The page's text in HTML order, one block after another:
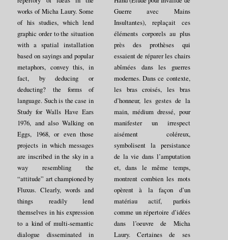
works of Micha Laury. Some
of his studies, which lend
graphic order to the situation
with a spatial installation
based on sayings and popular
metaphors, convey this, in
fact, by deducing or
deducting? the forms of
language. Such is the case in
Study for Walls Have Ears
1976, and also Walking on
Eggs, 1968, or even those
projects in which messages
are inscribed in the sky in a
way resembling the
“attitude” art championed by
Fluxus. Clearly, words and
things readily lend
themselves in his expression
to a kind of multi-semantic
dialogue disseminated in
Guerre avec Mains
Insultantes), replaçait ces
éléments corporels au plus
près des prothèses qui
essaient de réparer les chairs
abîmées dans les guerres
modernes. Dans ce contexte,
les bras croisés, les bras
d’honneur, les gestes de la
main, médium dressé, pour
manifester un irrespect
aisément coléreux,
symbolisent la persistance
de la vie dans l’amputation
et, dans le même temps,
montrent combien les mots
opèrent à la façon d’un
matériau actif, parfois
comme un répertoire d’idées
dans l’oeuvre de Micha
Laury. Certaines de ses